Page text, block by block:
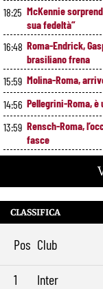
18:25 McKennie
sua fedeltà”
16:48 Roma-Endrick,
brasiliano frena
15:59 Molina-Roma,
14:56 Pellegrini-Roma,
13:59 Rensch-Roma,
fasce
Kumbulla lascia la
11:49
10:41 Rowe chiude alla
9:32
Mercato Roma,
sfuma, ora Fofana
CLASSIFICA
Pos Club
1 Inter